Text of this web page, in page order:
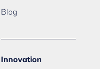
Blog
Innovation